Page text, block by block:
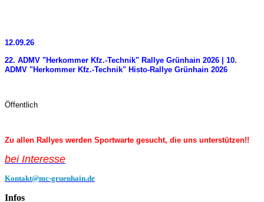
12.09.26
22. ADMV "Herkommer Kfz.-Technik" Rallye Grünhain 2026 | 10.
ADMV "Herkommer Kfz.-Technik" Histo-Rallye Grünhain 2026
Öffentlich
Zu allen Rallyes werden Sportwarte gesucht, die uns unterstützen!!
bei Interesse
Kontakt@mc-gruenhain.de
Infos